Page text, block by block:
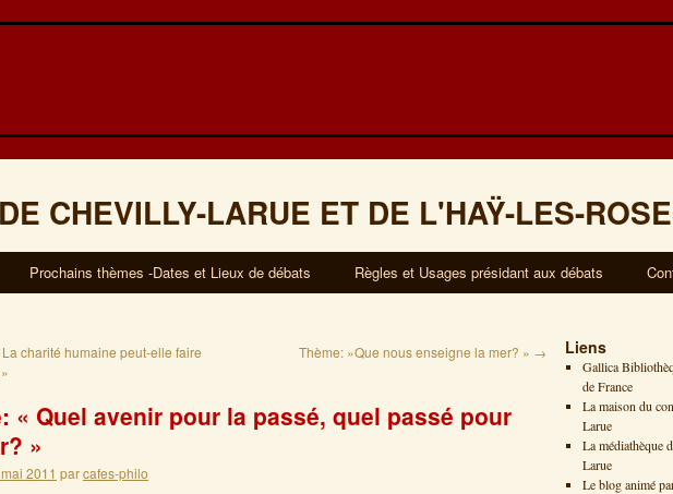
CHEVILLY-LARUE ET DE L'HAŸ-LES-
Prochains thèmes -Dates et Lieux de débats Règles et Usages présidant aux débats
charité humaine peut-elle faire
Thème: »Que nous enseigne la mer? » →
« Quel avenir pour la passé, quel passé pour
»
2011 parcafes-philo
Liens
Gallica
de France
La maison du
Larue
La médiathèque
Larue
Le blog animé